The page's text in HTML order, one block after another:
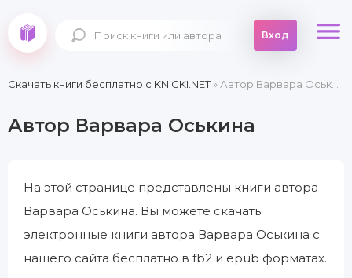
Вход
Скачать книги бесплатно c KNIGKI.NET» Автор Варвара Оськина
Автор Варвара Оськина
На этой странице представлены книги автора
Варвара Оськина. Вы можете скачать
электронные книги автора Варвара Оськина с
нашего сайта бесплатно в fb2 и epub форматах.